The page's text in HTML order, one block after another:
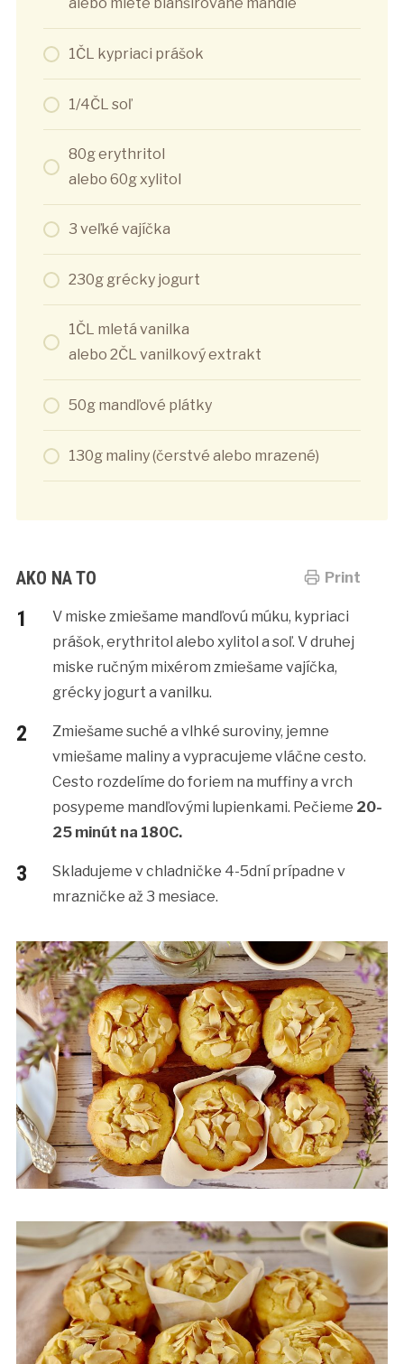
1ČL kypriaci prášok
1/4ČL soľ
80g erythritol
alebo 60g xylitol
3 veľké vajíčka
230g grécky jogurt
1ČL mletá vanilka
alebo 2ČL vanilkový extrakt
50g mandľové plátky
130g maliny (čerstvé alebo mrazené)
Print
AKO NA TO
V miske zmiešame mandľovú múku, kypriaci
prášok, erythritol alebo xylitol a soľ. V druhej
miske ručným mixérom zmiešame vajíčka,
grécky jogurt a vanilku.
Zmiešame suché a vlhké suroviny, jemne
vmiešame maliny a vypracujeme vláčne cesto.
Cesto rozdelíme do foriem na muffiny a vrch
posypeme mandľovými lupienkami. Pečieme 20-
25 minút na 180C.
Skladujeme v chladničke 4-5dní prípadne v
mrazničke až 3 mesiace.